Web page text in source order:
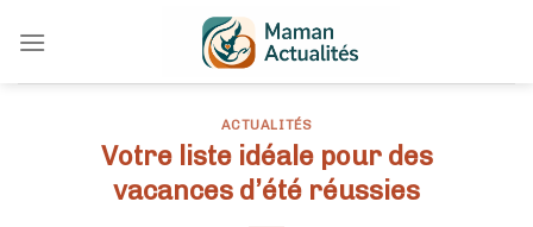
ACTUALITÉS
Votre liste idéale pour des
vacances d’été réussies